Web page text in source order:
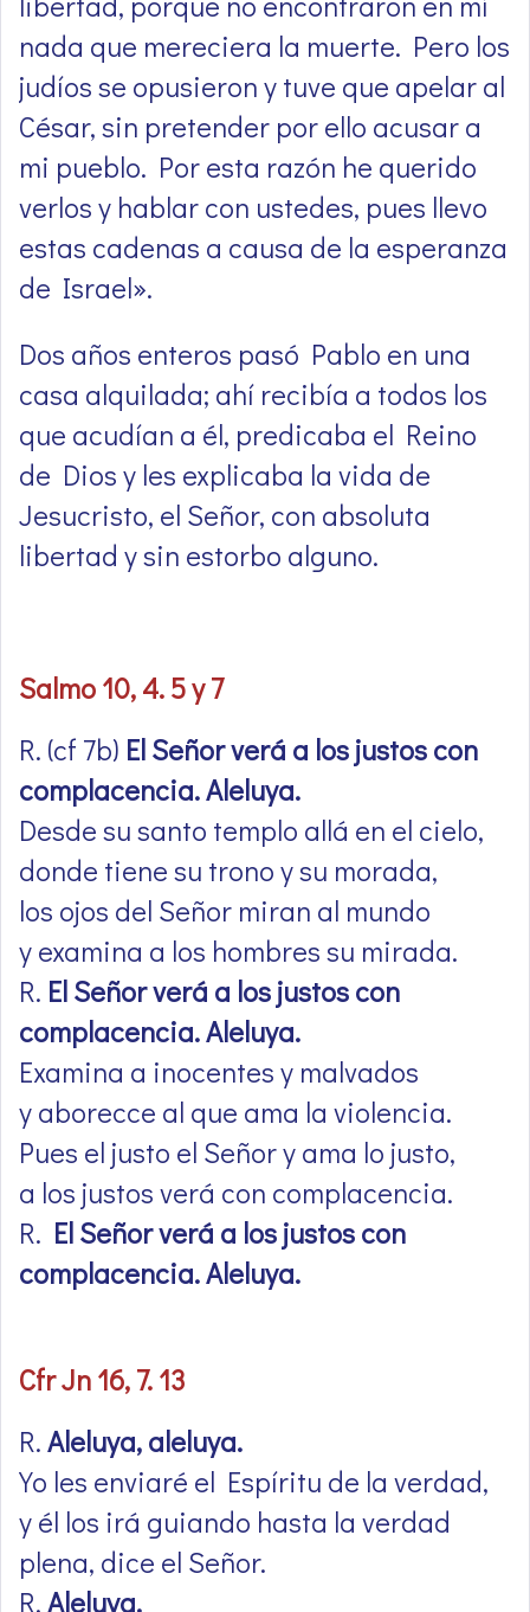
nada que mereciera la muerte. Pero los
judíos se opusieron y tuve que apelar al
César, sin pretender por ello acusar a
mi pueblo. Por esta razón he querido
verlos y hablar con ustedes, pues llevo
estas cadenas a causa de la esperanza
de Israel».
Dos años enteros pasó Pablo en una
casa alquilada; ahí recibía a todos los
que acudían a él, predicaba el Reino
de Dios y les explicaba la vida de
Jesucristo, el Señor, con absoluta
libertad y sin estorbo alguno.
Salmo 10, 4. 5 y 7
R. (cf 7b) El Señor verá a los justos con
complacencia. Aleluya.
Desde su santo templo allá en el cielo,
donde tiene su trono y su morada,
los ojos del Señor miran al mundo
y examina a los hombres su mirada.
R. El Señor verá a los justos con
complacencia. Aleluya.
Examina a inocentes y malvados
y aborecce al que ama la violencia.
Pues el justo el Señor y ama lo justo,
a los justos verá con complacencia.
R. El Señor verá a los justos con
complacencia. Aleluya.
Cfr Jn 16, 7. 13
R.Aleluya, aleluya.
Yo les enviaré el Espíritu de la verdad,
y él los irá guiando hasta la verdad
plena, dice el Señor.
R.Aleluya.